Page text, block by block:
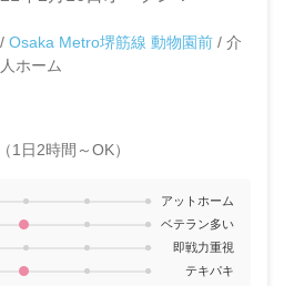
/ Osaka Metro堺筋線 動物園前 / 介
ホーム
1日2時間～OK）
アットホーム
ベテラン多い
即戦力重視
テキパキ